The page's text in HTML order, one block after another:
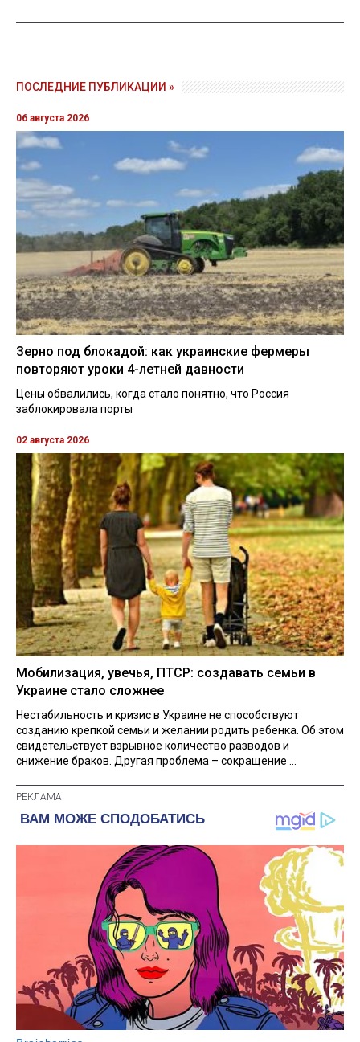
ПОСЛЕДНИЕ ПУБЛИКАЦИИ »
06 августа 2026
Зерно под блокадой: как украинские фермеры
повторяют уроки 4-летней давности
Цены обвалились, когда стало понятно, что Россия
заблокировала порты
02 августа 2026
Мобилизация, увечья, ПТСР: создавать семьи в
Украине стало сложнее
Нестабильность и кризис в Украине не способствуют
созданию крепкой семьи и желании родить ребенка. Об этом
свидетельствует взрывное количество разводов и
снижение браков. Другая проблема – сокращение ...